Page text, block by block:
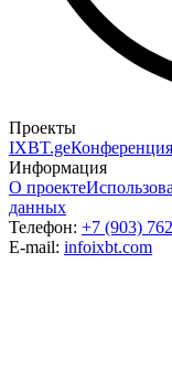
Проекты
IXBT.geКонференция
Информация
О проекте
данных
Телефон: +7 (903)
E-mail: infoixbt.com